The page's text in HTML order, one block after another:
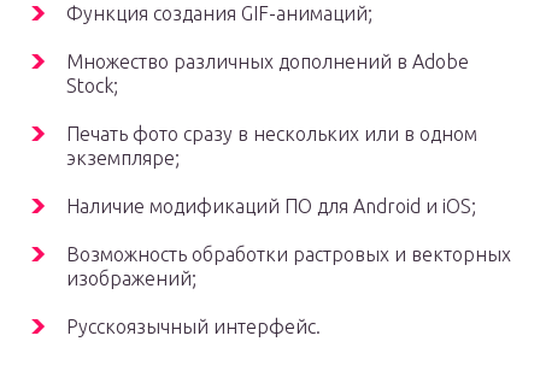
Функция создания GIF-анимаций;
Множество различных дополнений в Adobe
Stock;
Печать фото сразу в нескольких или в одном
экземпляре;
Наличие модификаций ПО для Android и iOS;
Возможность обработки растровых и векторных
изображений;
Русскоязычный интерфейс.